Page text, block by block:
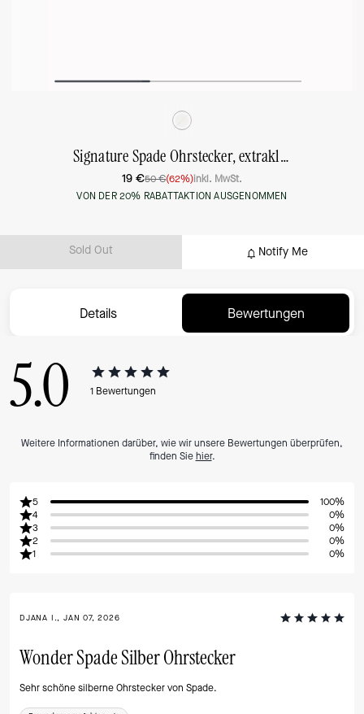
Signature Spade Ohrstecker, extraklein
19 €50 €(62%)inkl. MwSt.
VON DER 20% RABATTAKTION AUSGENOMMEN
Sold Out Notify Me
Details Bewertungen
5.0 1 Bewertungen
Weitere Informationen darüber, wie wir unsere Bewertungen überprüfen,
finden Siehier.
5
100%
4
0%
3
0%
2
0%
1
0%
DJANA I., JAN 07, 2026
Wonder Spade Silber Ohrstecker
Sehr schöne silberne Ohrstecker von Spade.